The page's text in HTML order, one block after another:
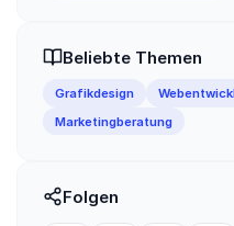
Beliebte Themen
Grafikdesign
Marketingberatung
Folgen